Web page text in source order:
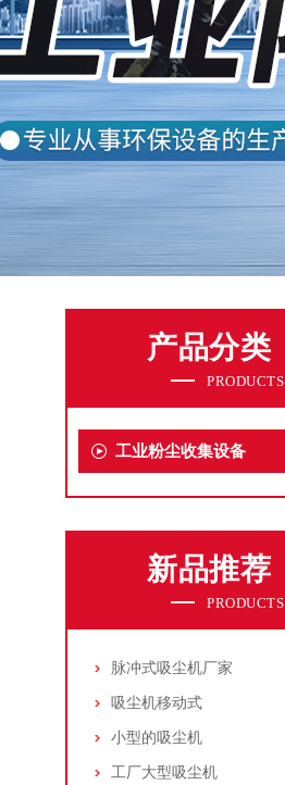
产品分类
PRODUCTS
工业粉尘收集设备
新品推荐
PRODUCTS
脉冲式吸尘机厂家
吸尘机移动式
小型的吸尘机
工厂大型吸尘机